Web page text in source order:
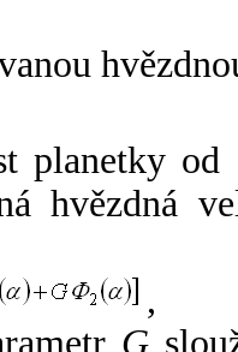
planetky od
hvězdná
,
G